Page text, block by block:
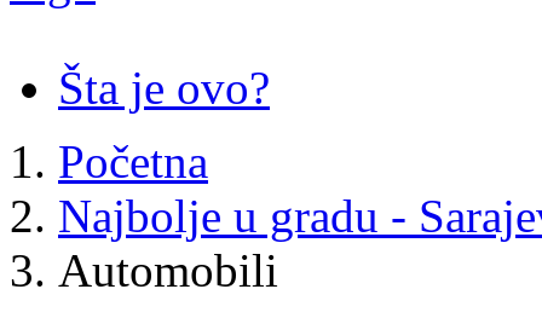
Šta je ovo?
Početna
Najbolje u gradu -
Automobili